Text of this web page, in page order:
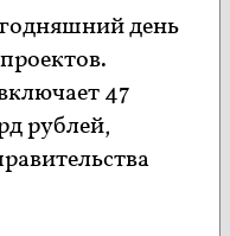
день
47
рублей,